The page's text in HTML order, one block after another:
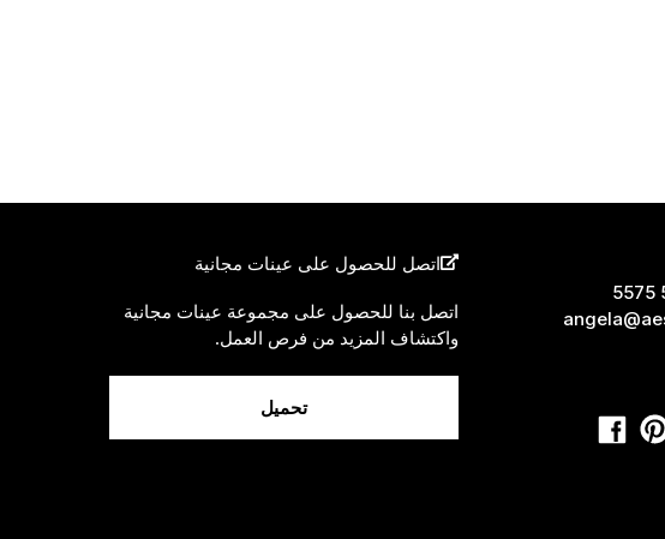
اتصل للحصول على عينات مجانية
اتصل بنا للحصول على مجموعة عينات مجانية
واكتشاف المزيد من فرص العمل.
تحميل